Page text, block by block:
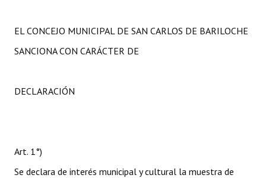
EL CONCEJO MUNICIPAL DE SAN CARLOS DE BARILOCHE
SANCIONA CON CARÁCTER DE
DECLARACIÓN
Art. 1°)
Se declara de interés municipal y cultural la muestra de